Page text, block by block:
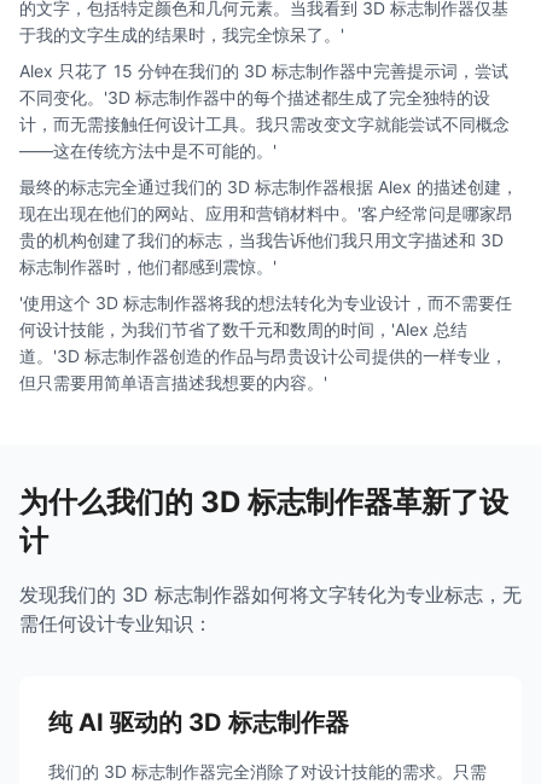
的文字，包括特定颜色和几何元素。当我看到 3D 标志制作器仅基
于我的文字生成的结果时，我完全惊呆了。'
Alex 只花了 15 分钟在我们的 3D 标志制作器中完善提示词，尝试
不同变化。'3D 标志制作器中的每个描述都生成了完全独特的设
计，而无需接触任何设计工具。我只需改变文字就能尝试不同概念
——这在传统方法中是不可能的。'
最终的标志完全通过我们的 3D 标志制作器根据 Alex 的描述创建，
现在出现在他们的网站、应用和营销材料中。'客户经常问是哪家昂
贵的机构创建了我们的标志，当我告诉他们我只用文字描述和 3D
标志制作器时，他们都感到震惊。'
'使用这个 3D 标志制作器将我的想法转化为专业设计，而不需要任
何设计技能，为我们节省了数千元和数周的时间，'Alex 总结
道。'3D 标志制作器创造的作品与昂贵设计公司提供的一样专业，
但只需要用简单语言描述我想要的内容。'
为什么我们的 3D 标志制作器革新了设
计
发现我们的 3D 标志制作器如何将文字转化为专业标志，无
需任何设计专业知识：
纯 AI 驱动的 3D 标志制作器
我们的 3D 标志制作器完全消除了对设计技能的需求。只需